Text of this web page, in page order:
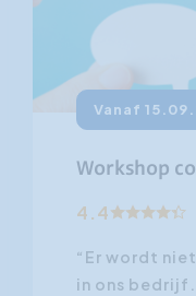
Vanaf
Workshop
4.4
“Er wordt
in ons